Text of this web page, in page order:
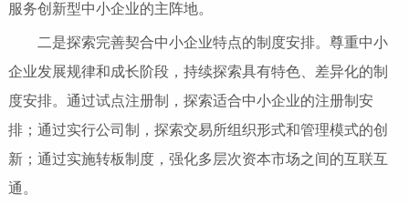
服务创新型中小企业的主阵地。
二是探索完善契合中小企业特点的制度安排。尊重中小
企业发展规律和成长阶段，持续探索具有特色、差异化的制
度安排。通过试点注册制，探索适合中小企业的注册制安
排；通过实行公司制，探索交易所组织形式和管理模式的创
新；通过实施转板制度，强化多层次资本市场之间的互联互
通。